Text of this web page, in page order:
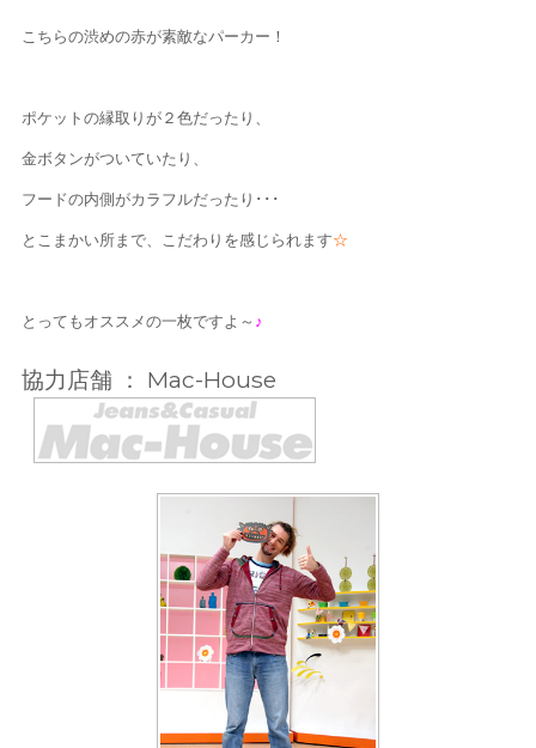
こちらの渋めの赤が素敵なパーカー！
ポケットの縁取りが２色だったり、
金ボタンがついていたり、
フードの内側がカラフルだったり･･･
とこまかい所まで、こだわりを感じられます☆
とってもオススメの一枚ですよ～ ♪
協力店舗 ： Mac-House